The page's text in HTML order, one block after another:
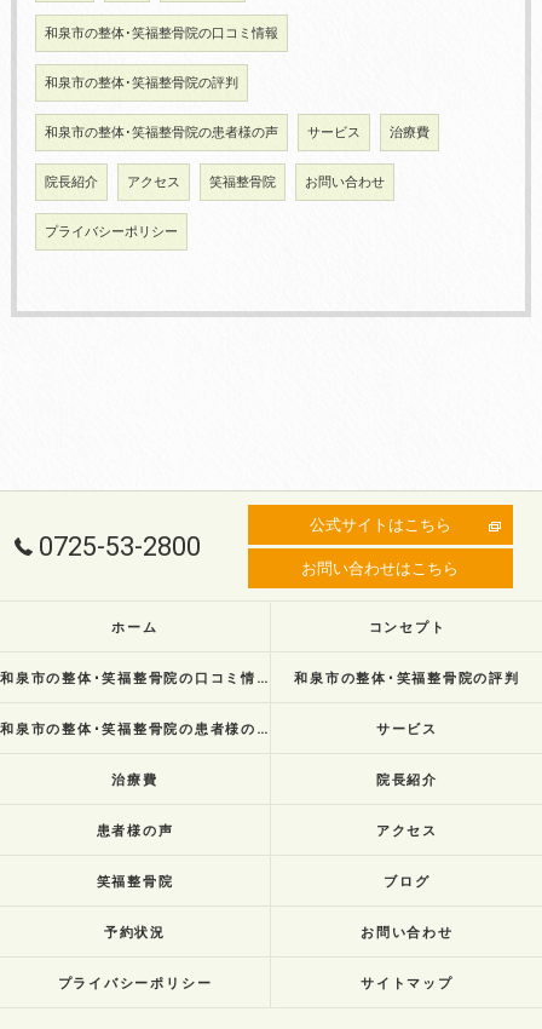
和泉市の整体･笑福整骨院の口コミ情報
和泉市の整体･笑福整骨院の評判
和泉市の整体･笑福整骨院の患者様の声 サービス 治療費
院長紹介 アクセス 笑福整骨院 お問い合わせ
プライバシーポリシー
0725-53-2800
公式サイトはこちら
お問い合わせはこちら
ホーム コンセプト
和泉市の整体･笑福整骨院の口コミ情報 和泉市の整体･笑福整骨院の評判
和泉市の整体･笑福整骨院の患者様の声 サービス
治療費 院長紹介
患者様の声 アクセス
笑福整骨院 ブログ
予約状況 お問い合わせ
プライバシーポリシー サイトマップ